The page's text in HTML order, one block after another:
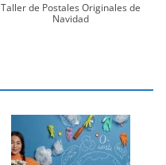
Taller de Postales Originales de
Navidad